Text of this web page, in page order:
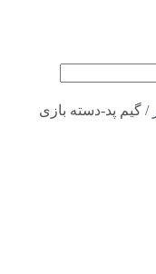
/ گیم پد-دسته بازی